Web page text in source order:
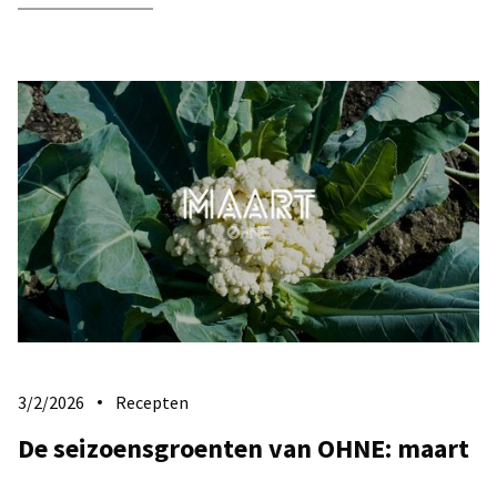
3/2/2026 Recepten
De seizoensgroenten van OHNE: maart